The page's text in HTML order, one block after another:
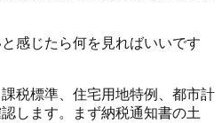
感じたら何を見ればいいです
税標準、住宅用地特例、都市計
します。まず納税通知書の土